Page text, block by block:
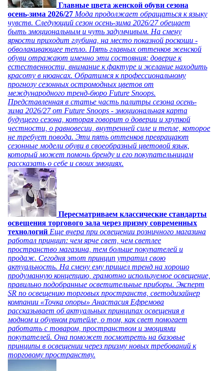
Главные цвета женской обуви сезона
осень-зима 2026/27 Мода продолжает обращаться к языку
чувств. Следующий сезон осень-зима 2026/27 обещает
быть эмоциональным и чуть задумчивым. На смену
яркости приходит глубина, на место показной роскоши -
обволакивающее тепло. Пять главных оттенков женской
обуви отражают именно эти состояния: доверие к
естественности, внимание к фактуре и желание находить
красоту в нюансах. Обратимся к профессиональному
прогнозу сезонных остромодных цветов от
международного тренд-бюро Future Snoops.
Представленная в статье часть палитры сезона осень-
зима 2026/27 от Future Snoops - эмоциональная карта
будущего сезона, которая говорит о доверии и хрупкой
честности, о равновесии, внутренней силе и тепле, которое
не требует повода. Эти пять оттенков превращают
сезонные модели обуви в своеобразный цветовой язык,
который может помочь бренду и его покупательницам
рассказать о себе и своих эмоциях.
Пересматриваем классические стандарты
освещения торгового зала через призму современных
технологий Еще вчера при освещении розничного магазина
работал принцип: чем ярче свет, чем светлее
пространство магазина, тем больше покупателей и
продаж. Сегодня этот принцип утратил свою
актуальность. На смену ему пришел тренд на хорошо
продуманную концепцию, грамотно используемое освещение,
правильно подобранные осветительные приборы. Эксперт
SR по освещению торговых пространств, светодизайнер
компании «Точка опоры» Анастасия Ефремова
рассказывает об актуальных принципах освещения в
модном и обувном ритейле, о том, как свет помогает
работать с товаром, пространством и эмоциями
покупателей. Она поможет посмотреть на базовые
принципы в освещении через призму новых требований к
торговому пространству.